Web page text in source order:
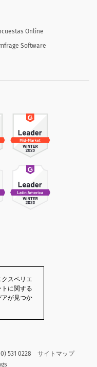
Online
Software
スペリエ
に関する
が見つか
531 0228
サイトマップ